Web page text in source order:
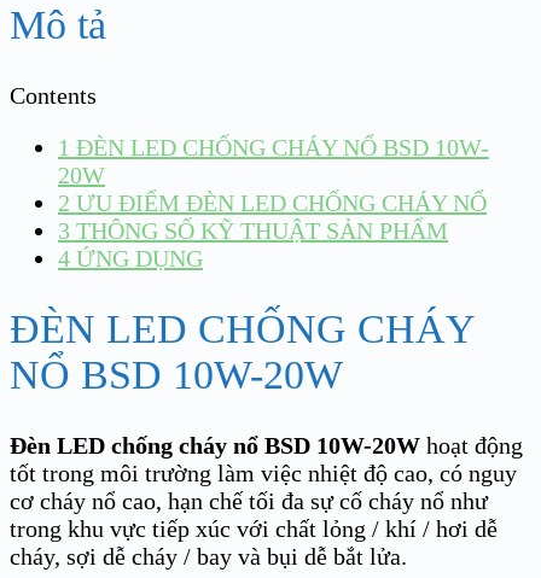
Mô tả
Contents
1 ĐÈN LED CHỐNG CHÁY NỔ BSD 10W-
20W
2 ƯU ĐIỂM ĐÈN LED CHỐNG CHÁY NỔ
3 THÔNG SỐ KỸ THUẬT SẢN PHẨM
4 ỨNG DỤNG
ĐÈN LED CHỐNG CHÁY
NỔ BSD 10W-20W
Đèn LED chống cháy nổ BSD 10W-20W hoạt động
tốt trong môi trường làm việc nhiệt độ cao, có nguy
cơ cháy nổ cao, hạn chế tối đa sự cố cháy nổ như
trong khu vực tiếp xúc với chất lỏng / khí / hơi dễ
cháy, sợi dễ cháy / bay và bụi dễ bắt lửa.